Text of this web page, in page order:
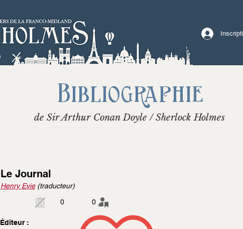
Bibliographie
de Sir Arthur Conan Doyle / Sherlock Holmes
Le Journal
Henry Evie(traducteur)
0
0
Éditeur :